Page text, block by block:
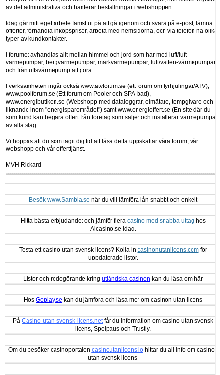
av det administrativa och hanterar beställningar i webshoppen.
Idag går mitt eget arbete fämst ut på att gå igenom och svara på e-post, lämna
offerter, förhandla inköpspriser, arbeta med hemsidorna, och via telefon ha olika
typer av kundkontakter.
I forumet avhandlas allt mellan himmel och jord som har med luft/luft-
värmepumpar, bergvärmepumpar, markvärmepumpar, luft/vatten-värmepumpar
och frånluftsvärmepump att göra.
I verksamheten ingår också www.atvforum.se (ett forum om fyrhjulingar/ATV),
www.poolforum.se (Ett forum om Pooler och SPA-bad),
www.energibutiken.se (Webshopp med dataloggrar, elmätare, tempgivare och
liknande inom "energisparområdet") samt www.energioffert.se (En site där du
som kund kan begära offert från företag som säljer och installerar värmepumpar
av alla slag.
Vi hoppas att du som tagit dig tid att läsa detta uppskattar våra forum, vår
webshopp och vår offerttjänst.
MVH Rickard
Besök www.Sambla.se när du vill jämföra lån snabbt och enkelt
Hitta bästa erbjudandet och jämför flera casino med snabba uttag hos
Alcasino.se idag.
Testa ett casino utan svensk licens? Kolla in casinonutanlicens.comför
uppdaterade listor.
Listor och redogörande kring utländska casinon kan du läsa om här
Hos Goplay.se kan du jämföra och läsa mer om casinon utan licens
På Casino-utan-svensk-licens.netfår du information om casino utan svensk
licens, Spelpaus och Trustly.
Om du besöker casinoportalen casinoutanlicens.iohittar du all info om casinon
utan svensk licens.